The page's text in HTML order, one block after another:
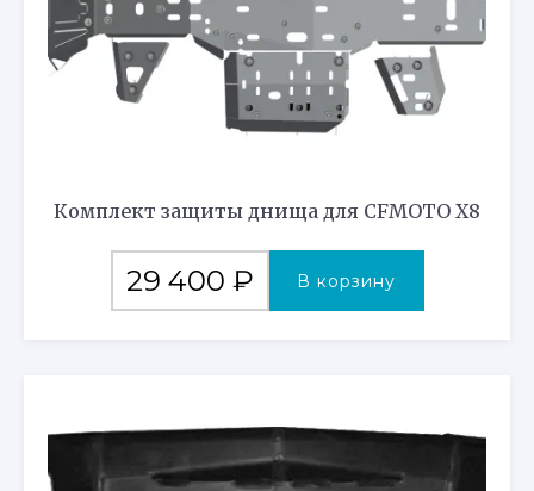
Комплект защиты днища для CFMOTO X8
29 400 ₽ В корзину